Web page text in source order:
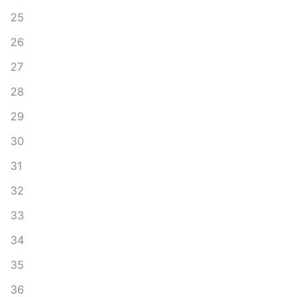
25
26
27
28
29
30
31
32
33
34
35
36